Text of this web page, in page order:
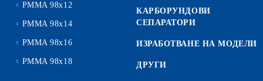
PMMA 98x12
PMMA 98x14
PMMA 98x16
PMMA 98x18
КАРБОРУНДОВИ
СЕПАРАТОРИ
ИЗРАБОТВАНЕ НА МОДЕЛИ
ДРУГИ